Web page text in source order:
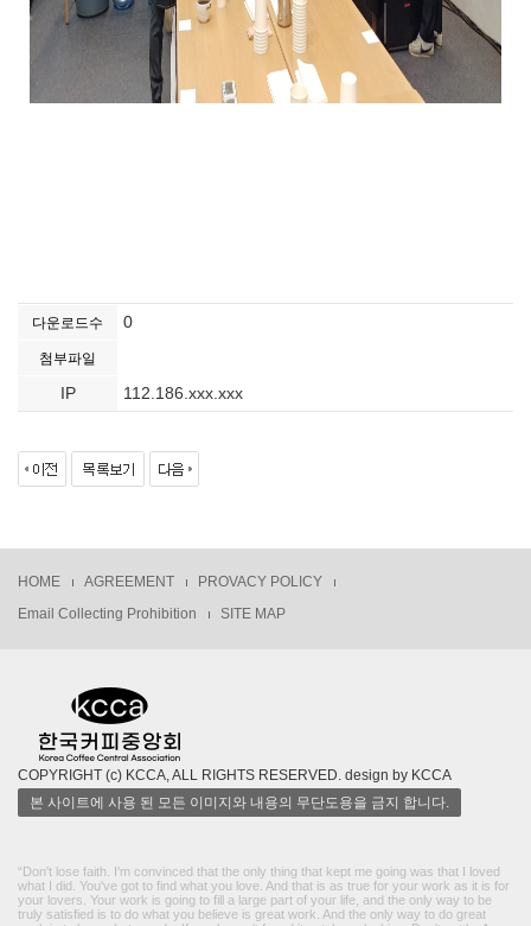
다운로드수 0
첨부파일
IP 112.186.xxx.xxx
HOME AGREEMENT
PROVACY POLICY
Email Collecting Prohibition
SITE MAP
COPYRIGHT (c) KCCA, ALL RIGHTS RESERVED. design by KCCA
본 사이트에 사용 된 모든 이미지와 내용의 무단도용을 금지 합니다.
“Don't lose faith. I'm convinced that the only thing that kept me going was that I loved
what I did. You've got to find what you love. And that is as true for your work as it is for
your lovers. Your work is going to fill a large part of your life, and the only way to be
truly satisfied is to do what you believe is great work. And the only way to do great